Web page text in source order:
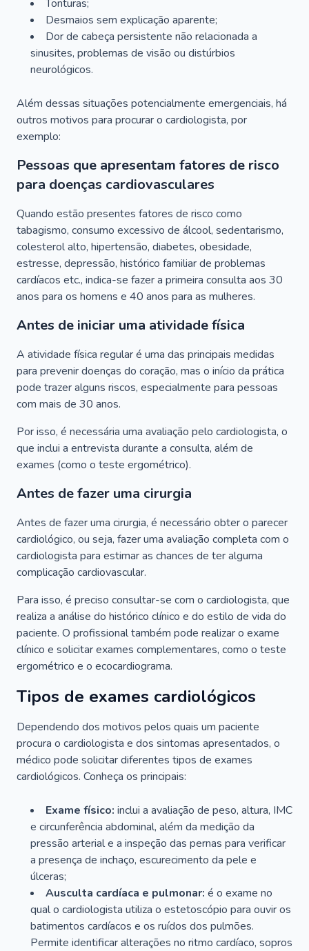
Tonturas;
Desmaios sem explicação aparente;
Dor de cabeça persistente não relacionada a
sinusites, problemas de visão ou distúrbios
neurológicos.
Além dessas situações potencialmente emergenciais, há
outros motivos para procurar o cardiologista, por
exemplo:
Pessoas que apresentam fatores de risco
para doenças cardiovasculares
Quando estão presentes fatores de risco como
tabagismo, consumo excessivo de álcool, sedentarismo,
colesterol alto, hipertensão, diabetes, obesidade,
estresse, depressão, histórico familiar de problemas
cardíacos etc., indica-se fazer a primeira consulta aos 30
anos para os homens e 40 anos para as mulheres.
Antes de iniciar uma atividade física
A atividade física regular é uma das principais medidas
para prevenir doenças do coração, mas o início da prática
pode trazer alguns riscos, especialmente para pessoas
com mais de 30 anos.
Por isso, é necessária uma avaliação pelo cardiologista, o
que inclui a entrevista durante a consulta, além de
exames (como o teste ergométrico).
Antes de fazer uma cirurgia
Antes de fazer uma cirurgia, é necessário obter o parecer
cardiológico, ou seja, fazer uma avaliação completa com o
cardiologista para estimar as chances de ter alguma
complicação cardiovascular.
Para isso, é preciso consultar-se com o cardiologista, que
realiza a análise do histórico clínico e do estilo de vida do
paciente. O profissional também pode realizar o exame
clínico e solicitar exames complementares, como o teste
ergométrico e o ecocardiograma.
Tipos de exames cardiológicos
Dependendo dos motivos pelos quais um paciente
procura o cardiologista e dos sintomas apresentados, o
médico pode solicitar diferentes tipos de exames
cardiológicos. Conheça os principais:
Exame físico: inclui a avaliação de peso, altura, IMC
e circunferência abdominal, além da medição da
pressão arterial e a inspeção das pernas para verificar
a presença de inchaço, escurecimento da pele e
úlceras;
Ausculta cardíaca e pulmonar: é o exame no
qual o cardiologista utiliza o estetoscópio para ouvir os
batimentos cardíacos e os ruídos dos pulmões.
Permite identificar alterações no ritmo cardíaco, sopros